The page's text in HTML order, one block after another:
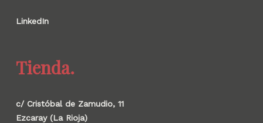
LinkedIn
Tienda.
c/ Cristóbal de Zamudio, 11
Ezcaray (La Rioja)